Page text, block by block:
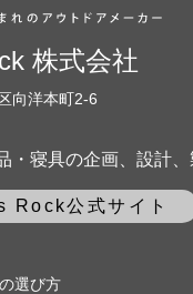
株式会社
向洋本町2-6
・寝具の企画、設計、
Rock公式サイト
選び方